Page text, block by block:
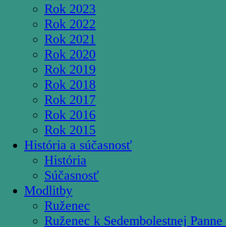
Rok 2023
Rok 2022
Rok 2021
Rok 2020
Rok 2019
Rok 2018
Rok 2017
Rok 2016
Rok 2015
História a súčasnosť
História
Súčasnosť
Modlitby
Ruženec
Ruženec k Sedembolestnej